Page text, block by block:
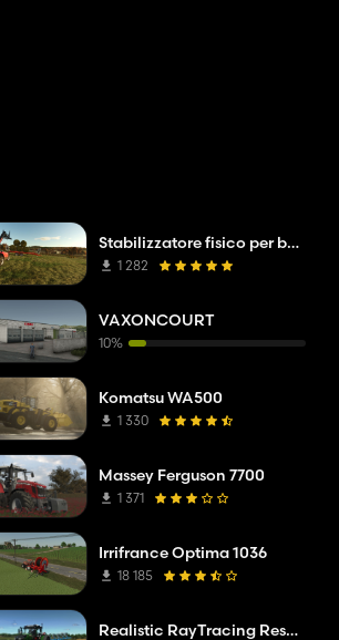
Stabilizzatore fisico per balle
1 282
VAXONCOURT
10%
Komatsu WA500
1 330
Massey Ferguson 7700
1 371
Irrifrance Optima 1036
18 185
Realistic RayTracing Reshade Preset